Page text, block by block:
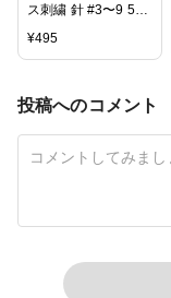
ス刺繍 針 #3〜9 57-
039 | つくる楽しみ
¥495
投稿へのコメント